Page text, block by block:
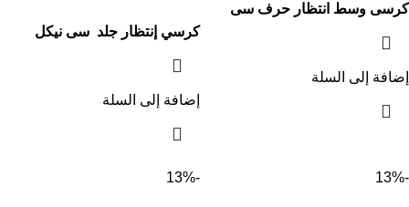
كرسى وسط انتظار حرف سى
إضافة إلى السلة
كرسي إنتظار جلد سى نيكل
إضافة إلى السلة
-13%
-13%